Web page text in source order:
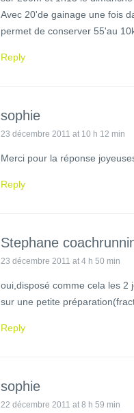
Avec 20'de gainage une fois
permet de conserver 55'au
Reply
sophie
23 décembre 2011 at 10 h 12 min
Merci pour la réponse
Reply
Stephane
23 décembre 2011 at 4 h 50 min
oui,disposé comme cela les 2
sur une petite
Reply
sophie
22 décembre 2011 at 8 h 59 min